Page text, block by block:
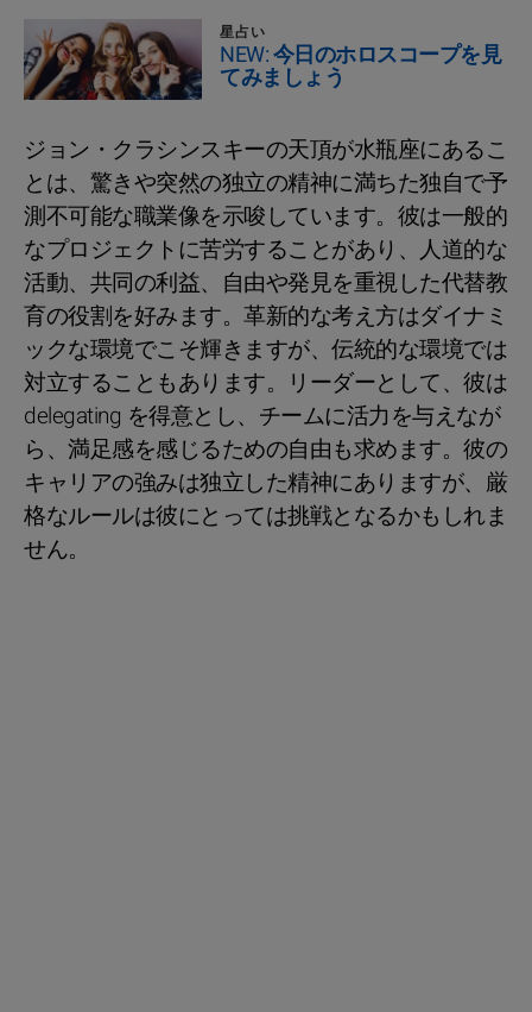
星占い
NEW: 今日のホロスコープを見
てみましょう
ジョン・クラシンスキーの天頂が水瓶座にあるこ
とは、驚きや突然の独立の精神に満ちた独自で予
測不可能な職業像を示唆しています。彼は一般的
なプロジェクトに苦労することがあり、人道的な
活動、共同の利益、自由や発見を重視した代替教
育の役割を好みます。革新的な考え方はダイナミ
ックな環境でこそ輝きますが、伝統的な環境では
対立することもあります。リーダーとして、彼は
delegating を得意とし、チームに活力を与えなが
ら、満足感を感じるための自由も求めます。彼の
キャリアの強みは独立した精神にありますが、厳
格なルールは彼にとっては挑戦となるかもしれま
せん。